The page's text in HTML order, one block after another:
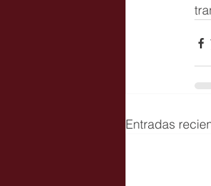
Entradas